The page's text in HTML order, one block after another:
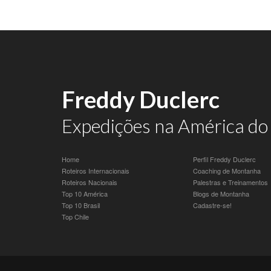
Freddy Duclerc
Expedições na América
Home
Roteiros Internacionais
Roteiros Nacionais
Top 10 América
Top 10 Brasil
Top Chile
Perfil Freddy Duclerc
Coaching de Montanha
Palestras e Treinamentos
Blogs de Montanha
Cadastre-se!